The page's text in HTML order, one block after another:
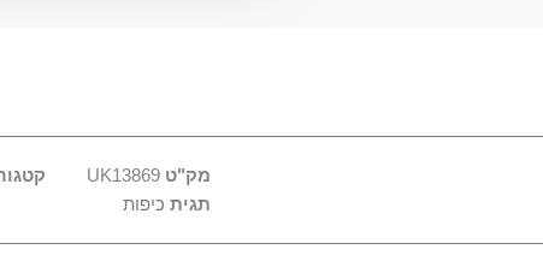
מק"ט UK13869
תגית כיפות